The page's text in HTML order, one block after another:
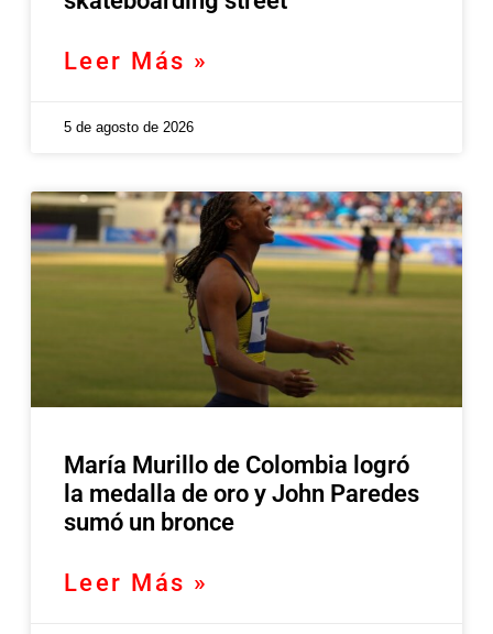
Leer Más »
5 de agosto de 2026
María Murillo de Colombia logró
la medalla de oro y John Paredes
sumó un bronce
Leer Más »